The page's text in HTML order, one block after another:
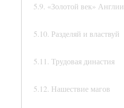
5.9. «Золотой век» Англии
5.10. Разделяй и властвуй
5.11. Трудовая династия
5.12. Нашествие магов